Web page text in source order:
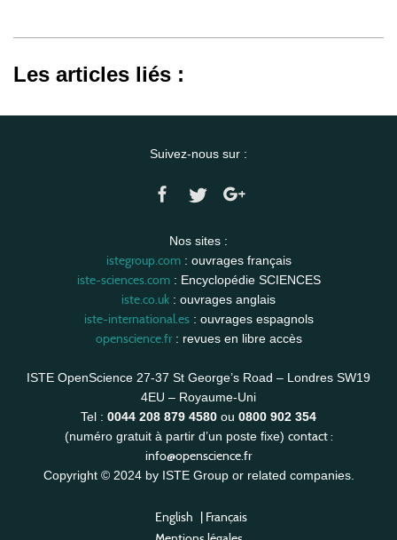
Les articles liés :
Suivez-nous sur :
Nos sites :
istegroup.com: ouvrages français
iste-sciences.com: Encyclopédie SCIENCES
iste.co.uk : ouvrages anglais
iste-international.es: ouvrages espagnols
openscience.fr: revues en libre accès
ISTE OpenScience 27-37 St George’s Road – Londres SW19
4EU – Royaume-Uni
Tel : 0044 208 879 4580 ou 0800 902 354
(numéro gratuit à partir d’un poste fixe) contact :
info@openscience.fr
Copyright © 2024 by ISTE Group or related companies.
English | Français